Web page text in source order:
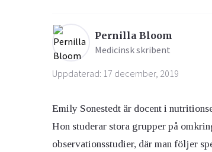
Pernilla Bloom
Medicinsk skribent
Uppdaterad: 17 december, 2019
Emily Sonestedt är docent i
Hon studerar stora grupper på
observationsstudier, där man följer